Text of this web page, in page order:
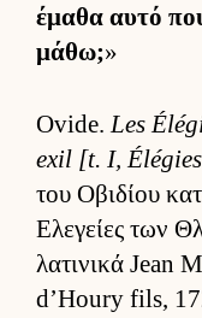
έμαθα αυτό
μάθω;»
Ovide.Les
exil [t. I,
του Οβιδίου
Ελεγείες των
λατινικά Jean
d’Houry fils,